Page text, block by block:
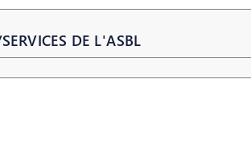
DE L'ASBL